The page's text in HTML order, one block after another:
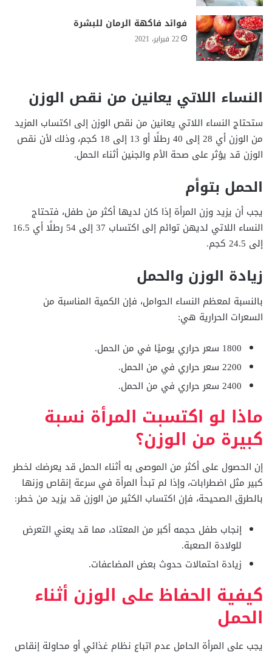
فوائد فاكهة الرمان للبشرة
22 فبراير، 2021
النساء اللاتي يعانين من نقص الوزن
ستحتاج النساء اللاتي يعانين من نقص الوزن إلى اكتساب المزيد
من الوزن أي 28 إلى 40 رطلًا أو 13 إلى 18 كجم، وذلك لأن نقص
الوزن قد يؤثر على صحة الأم والجنين أثناء الحمل.
الحمل بتوأم
يجب أن يزيد وزن المرأة إذا كان لديها أكثر من طفل، فتحتاج
النساء اللاتي لديهن توائم إلى اكتساب 37 إلى 54 رطلًا أي 16.5
إلى 24.5 كجم.
زيادة الوزن والحمل
بالنسبة لمعظم النساء الحوامل، فإن الكمية المناسبة من
السعرات الحرارية هي:
1800 سعر حراري يوميًا في من الحمل.
2200 سعر حراري في من الحمل.
2400 سعر حراري في من الحمل.
ماذا لو اكتسبت المرأة نسبة
كبيرة من الوزن؟
إن الحصول على أكثر من الموصى به أثناء الحمل قد يعرضك لخطر
كبير مثل اضطرابات، وإذا لم تبدأ المرأة في سرعة إنقاص وزنها
بالطرق الصحيحة، فإن اكتساب الكثير من الوزن قد يزيد من خطر:
إنجاب طفل حجمه أكبر من المعتاد، مما قد يعني التعرض
للولادة الصعبة.
زيادة احتمالات حدوث بعض المضاعفات.
كيفية الحفاظ على الوزن أثناء
الحمل
يجب على المرأة الحامل عدم اتباع نظام غذائي أو محاولة إنقاص